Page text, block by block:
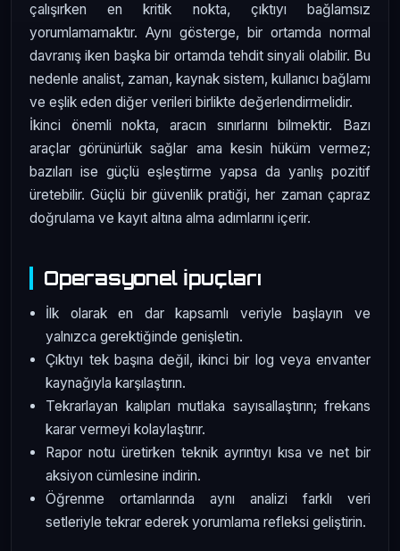
çalışırken en kritik nokta, çıktıyı bağlamsız
yorumlamamaktır. Aynı gösterge, bir ortamda normal
davranış iken başka bir ortamda tehdit sinyali olabilir. Bu
nedenle analist, zaman, kaynak sistem, kullanıcı bağlamı
ve eşlik eden diğer verileri birlikte değerlendirmelidir.
İkinci önemli nokta, aracın sınırlarını bilmektir. Bazı
araçlar görünürlük sağlar ama kesin hüküm vermez;
bazıları ise güçlü eşleştirme yapsa da yanlış pozitif
üretebilir. Güçlü bir güvenlik pratiği, her zaman çapraz
doğrulama ve kayıt altına alma adımlarını içerir.
Operasyonel İpuçları
İlk olarak en dar kapsamlı veriyle başlayın ve
yalnızca gerektiğinde genişletin.
Çıktıyı tek başına değil, ikinci bir log veya envanter
kaynağıyla karşılaştırın.
Tekrarlayan kalıpları mutlaka sayısallaştırın; frekans
karar vermeyi kolaylaştırır.
Rapor notu üretirken teknik ayrıntıyı kısa ve net bir
aksiyon cümlesine indirin.
Öğrenme ortamlarında aynı analizi farklı veri
setleriyle tekrar ederek yorumlama refleksi geliştirin.